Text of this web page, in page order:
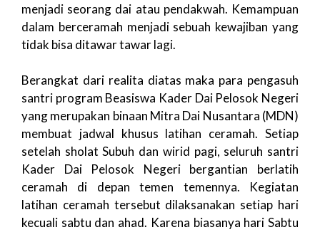
menjadi seorang dai atau pendakwah. Kemampuan
dalam berceramah menjadi sebuah kewajiban yang
tidak bisa ditawar tawar lagi.
Berangkat dari realita diatas maka para pengasuh
santri program Beasiswa Kader Dai Pelosok Negeri
yang merupakan binaan Mitra Dai Nusantara (MDN)
membuat jadwal khusus latihan ceramah. Setiap
setelah sholat Subuh dan wirid pagi, seluruh santri
Kader Dai Pelosok Negeri bergantian berlatih
ceramah di depan temen temennya. Kegiatan
latihan ceramah tersebut dilaksanakan setiap hari
kecuali sabtu dan ahad. Karena biasanya hari Sabtu